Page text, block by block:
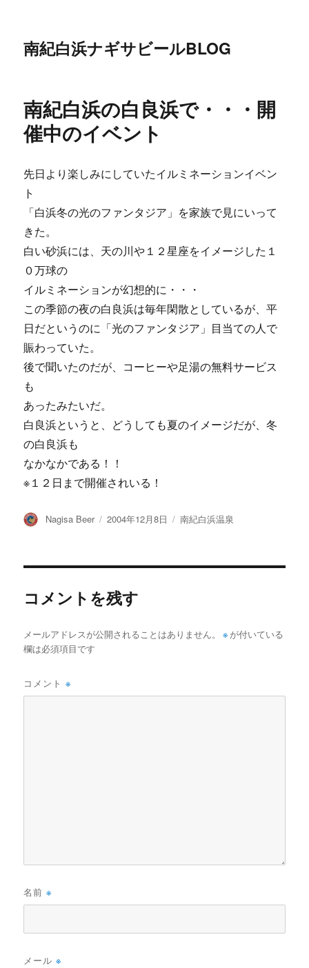
南紀白浜ナギサビールBLOG
南紀白浜の白良浜で・・・開
催中のイベント
先日より楽しみにしていたイルミネーションイベン
ト
「白浜冬の光のファンタジア」を家族で見にいって
きた。
白い砂浜には、天の川や１２星座をイメージした１
０万球の
イルミネーションが幻想的に・・・
この季節の夜の白良浜は毎年閑散としているが、平
日だというのに「光のファンタジア」目当ての人で
賑わっていた。
後で聞いたのだが、コーヒーや足湯の無料サービス
も
あったみたいだ。
白良浜というと、どうしても夏のイメージだが、冬
の白良浜も
なかなかである！！
※１２日まで開催されいる！
投
Nagisa Beer
投
2004年12月8日
カ
南紀白浜温泉
コメントを残す
メールアドレスが公開されることはありません。 ※ が付いている
欄は必須項目です
コメント※
名前※
メール※